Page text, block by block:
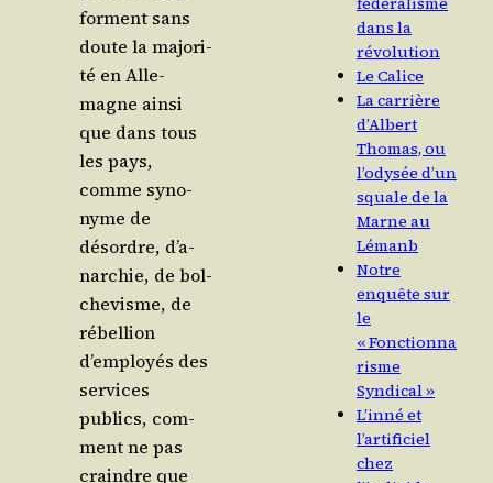
forment sans
doute la majo­ri­
té en Alle­
magne ain­si
que dans tous
les pays,
comme syno­
nyme de
désordre, d’a­
nar­chie, de bol­
che­visme, de
rébel­lion
d’employés des
ser­vices
publics, com­
ment ne pas
craindre que
dans la
révolution
Le Calice
La carrière
d’Albert
Thomas, ou
l’odysée d’un
squale de la
Marne au
Lémanb
Notre
enquête sur
le
« Fonctionna
risme
Syndical »
L’inné et
l’artificiel
chez